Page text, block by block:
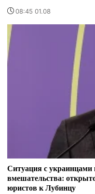
08:45 01.08
Ситуация с украинцами
вмешательства:
юристов к Лубинцу